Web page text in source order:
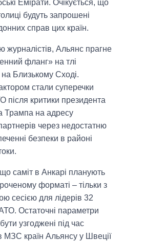
Емірати. Очікується, що
будуть запрошені
справ цих країн.
журналістів, Альянс прагне
фланг» на тлі
на Близькому Сході.
стали суперечки
після критики президента
на адресу
через недостатню
безпеки в районі
саміт в Анкарі планують
форматі – тільки з
сесією для лідерів 32
Остаточні параметри
узгоджені під час
МЗС країн Альянсу у Швеції